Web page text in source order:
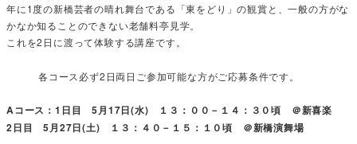
年に1度の新橋芸者の晴れ舞台である「東をどり」の観賞と、一般の方がな
かなか知ることのできない老舗料亭見学。
これを2日に渡って体験する講座です。
各コース必ず2日両日ご参加可能な方がご応募条件です。
Aコース：1日目 5月17日(水) １３：００－１４：３０頃 ＠新喜楽
2日目 5月27日(土) １３：４０－１５：１０頃 ＠新橋演舞場